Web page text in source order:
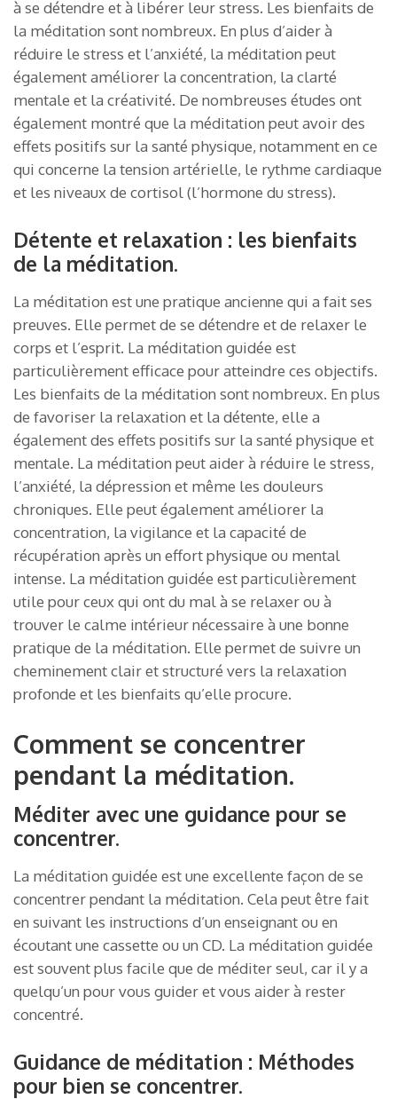
à se détendre et à libérer leur stress. Les bienfaits de
la méditation sont nombreux. En plus d’aider à
réduire le stress et l’anxiété, la méditation peut
également améliorer la concentration, la clarté
mentale et la créativité. De nombreuses études ont
également montré que la méditation peut avoir des
effets positifs sur la santé physique, notamment en ce
qui concerne la tension artérielle, le rythme cardiaque
et les niveaux de cortisol (l’hormone du stress).
Détente et relaxation : les bienfaits
de la méditation.
La méditation est une pratique ancienne qui a fait ses
preuves. Elle permet de se détendre et de relaxer le
corps et l’esprit. La méditation guidée est
particulièrement efficace pour atteindre ces objectifs.
Les bienfaits de la méditation sont nombreux. En plus
de favoriser la relaxation et la détente, elle a
également des effets positifs sur la santé physique et
mentale. La méditation peut aider à réduire le stress,
l’anxiété, la dépression et même les douleurs
chroniques. Elle peut également améliorer la
concentration, la vigilance et la capacité de
récupération après un effort physique ou mental
intense. La méditation guidée est particulièrement
utile pour ceux qui ont du mal à se relaxer ou à
trouver le calme intérieur nécessaire à une bonne
pratique de la méditation. Elle permet de suivre un
cheminement clair et structuré vers la relaxation
profonde et les bienfaits qu’elle procure.
Comment se concentrer
pendant la méditation.
Méditer avec une guidance pour se
concentrer.
La méditation guidée est une excellente façon de se
concentrer pendant la méditation. Cela peut être fait
en suivant les instructions d’un enseignant ou en
écoutant une cassette ou un CD. La méditation guidée
est souvent plus facile que de méditer seul, car il y a
quelqu’un pour vous guider et vous aider à rester
concentré.
Guidance de méditation : Méthodes
pour bien se concentrer.